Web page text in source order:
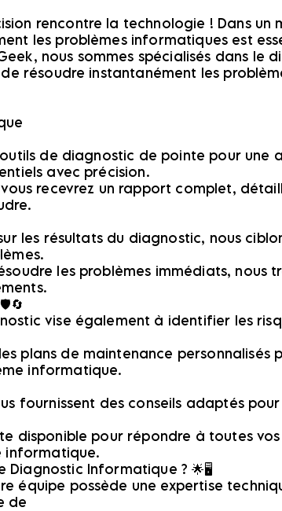
rencontre la technologie ! Dans un
les problèmes informatiques est
nous sommes spécialisés dans le
résoudre instantanément les
de diagnostic de pointe pour une
avec précision.
recevrez un rapport complet,
les résultats du diagnostic, nous
les problèmes immédiats, nous
vise également à identifier les
plans de maintenance personnalisés
informatique.
fournissent des conseils adaptés
disponible pour répondre à toutes
informatique.
Diagnostic Informatique ? 🌟🖥️
équipe possède une expertise
de